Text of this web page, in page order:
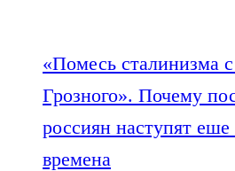
«Помесь сталинизма
Грозного». Почему
россиян наступят
времена